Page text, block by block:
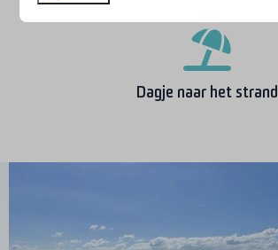
Dagje naar het strand